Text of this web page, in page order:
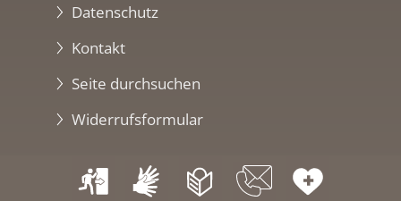
Datenschutz
Kontakt
Seite durchsuchen
Widerrufsformular